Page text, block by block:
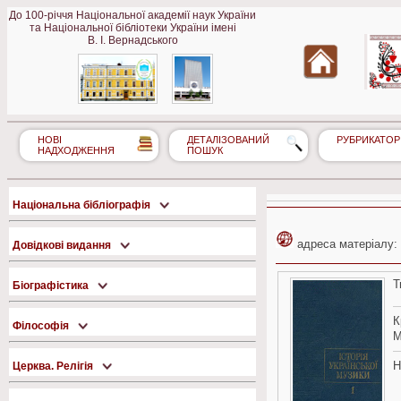
До 100-річчя Національної академії наук України
та Національної бібліотеки України імені
В. І. Вернадського
НОВІ
НАДХОДЖЕННЯ
ДЕТАЛІЗОВАНИЙ
ПОШУК
РУБРИКАТОР
Національна бібліографія
Довідкові видання
Біографістика
Філософія
Церква. Релігія
адреса матеріалу: